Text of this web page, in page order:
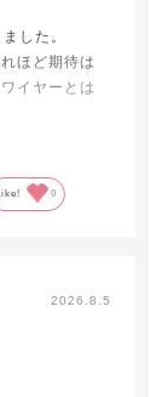
した。
ほど期待は
イヤーとは
、私には合
0
2026.8.5